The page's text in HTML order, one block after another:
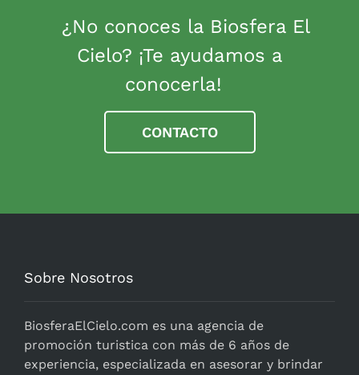
¿No conoces la Biosfera El
Cielo? ¡Te ayudamos a
conocerla!
CONTACTO
Sobre Nosotros
BiosferaElCielo.com es una agencia de
promoción turistica con más de 6 años de
experiencia, especializada en asesorar y brindar